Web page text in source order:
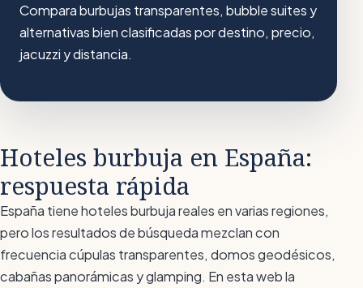
Compara burbujas transparentes, bubble suites y
alternativas bien clasificadas por destino, precio,
jacuzzi y distancia.
Hoteles burbuja en España:
respuesta rápida
España tiene hoteles burbuja reales en varias regiones,
pero los resultados de búsqueda mezclan con
frecuencia cúpulas transparentes, domos geodésicos,
cabañas panorámicas y glamping. En esta web la